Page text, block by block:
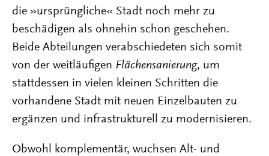
die »ursprüngliche« Stadt noch mehr zu
beschädigen als ohnehin schon geschehen.
Beide Abteilungen verabschiedeten sich somit
von der weitläufigen Flächensanierung, um
stattdessen in vielen kleinen Schritten die
vorhandene Stadt mit neuen Einzelbauten zu
ergänzen und infrastrukturell zu modernisieren.
Obwohl komplementär, wuchsen Alt- und